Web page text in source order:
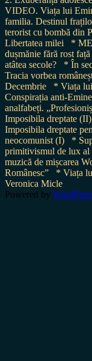
VIDEO. Viața lui
familia. Destinul
terorist cu bombă din
Libertatea milei
*
dușmănie fără rost
atâtea secole?
* În
Tracia vorbea
Decembrie
* Viața
Conspirația anti-
analfabeți.
Imposibila dreptate
Imposibila dreptate
neocomunist (I)
*
primitivismul de lux al
muzică de mișcarea
Românesc”
* Viața
Veronica Micle
Powered by